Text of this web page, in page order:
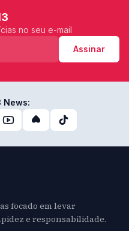
no seu e-mail
Assinar
News:
focado em levar
e responsabilidade.